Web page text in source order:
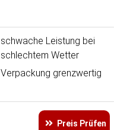
schwache Leistung bei
schlechtem Wetter
Verpackung grenzwertig
Preis Prüfen